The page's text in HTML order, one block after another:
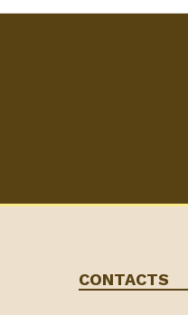
CONTACTS